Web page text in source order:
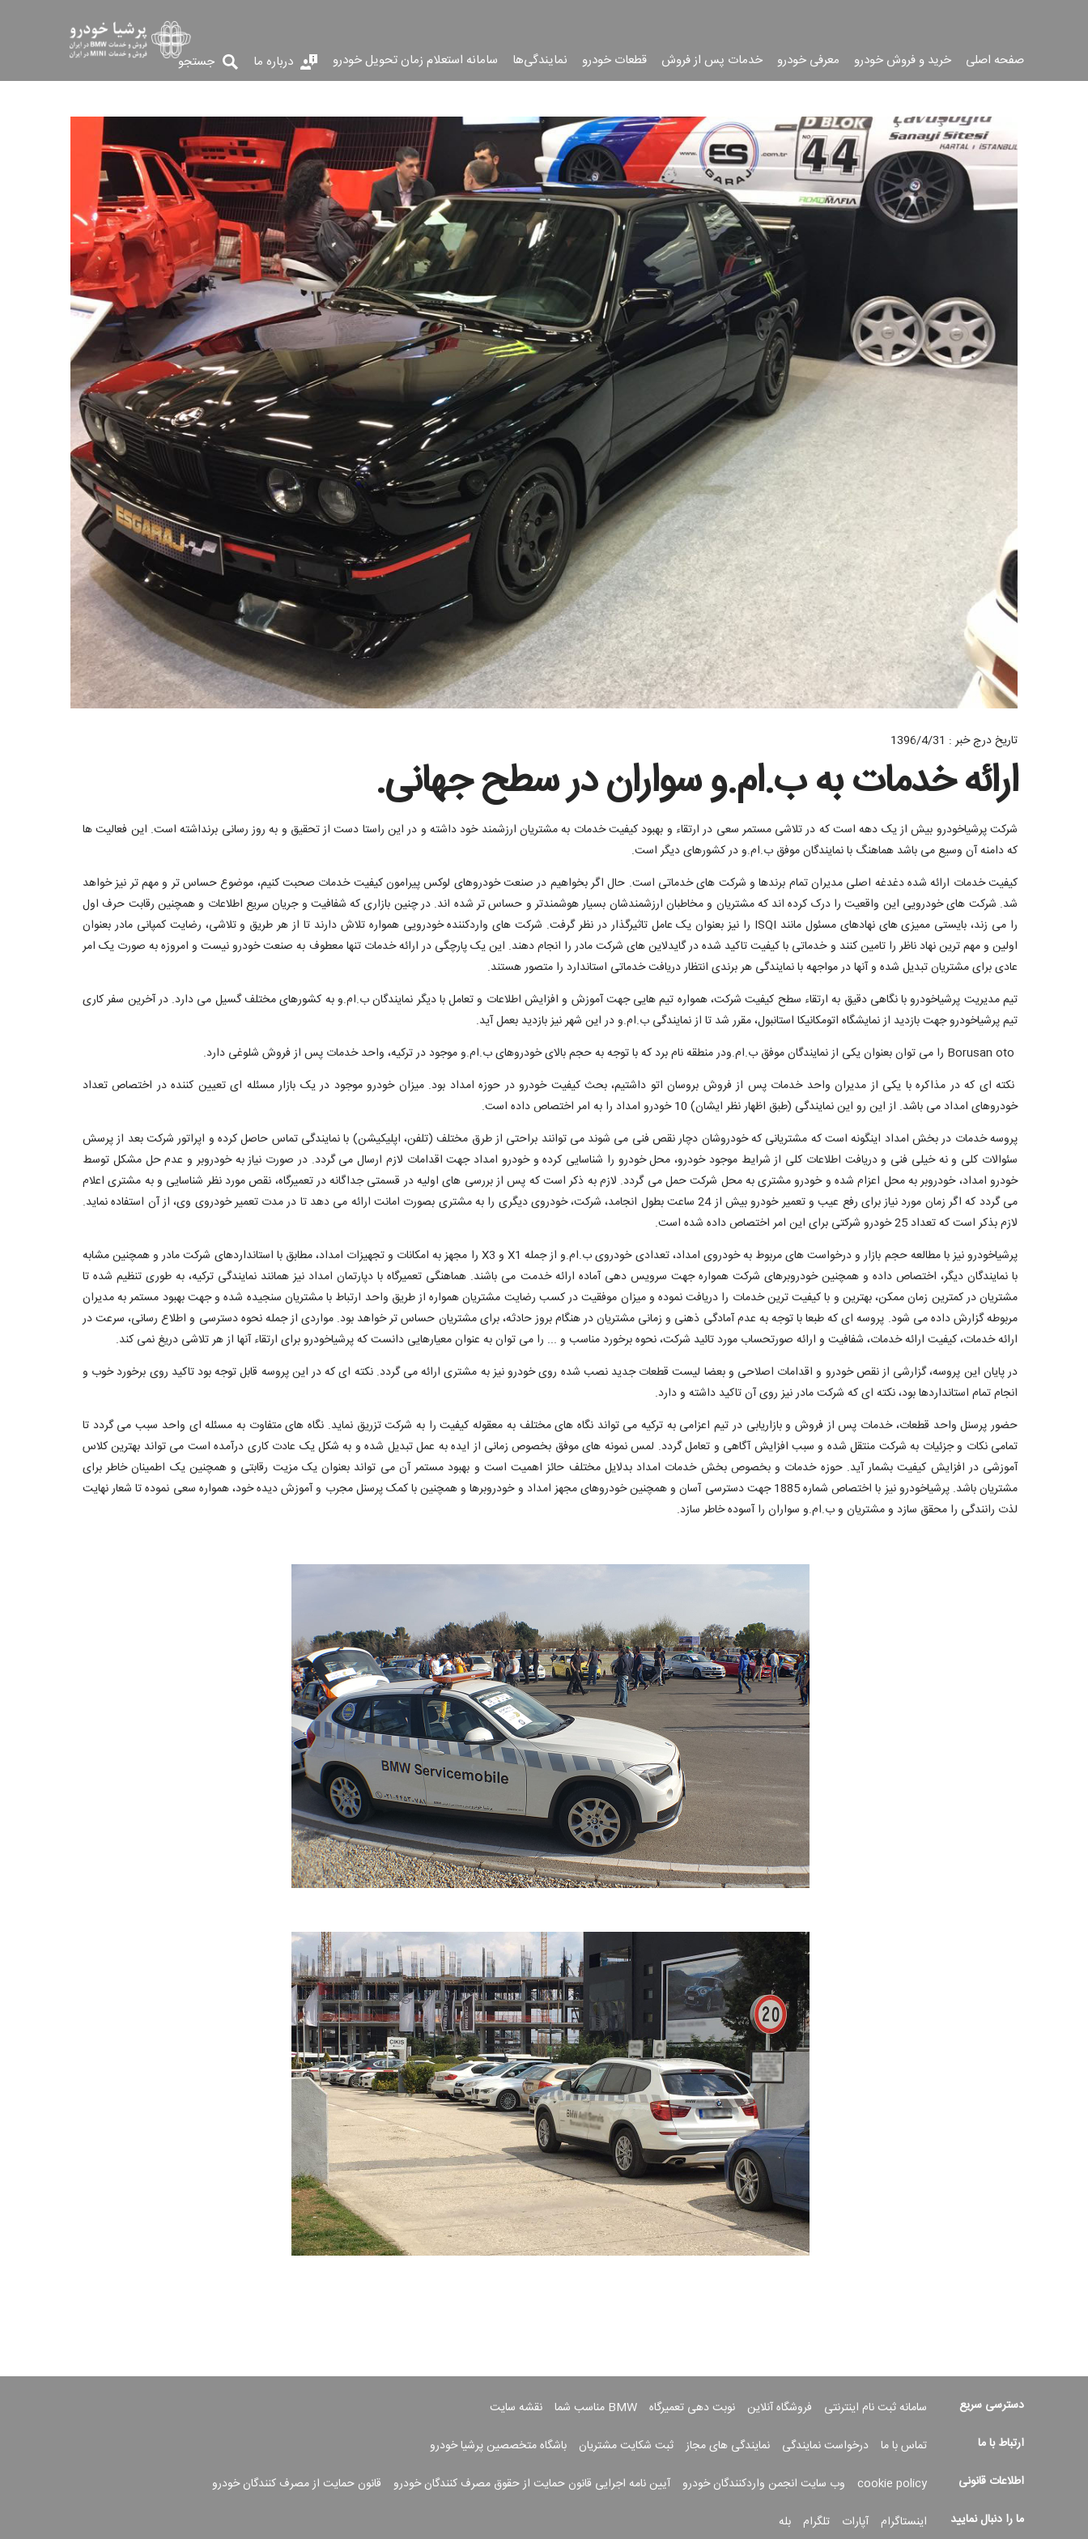
صفحه اصلی خرید و فروش خودرو معرفی خودرو خدمات پس از فروش قطعات خودرو نمایندگی‌ها سامانه استعلام زمان تحویل خودرو درباره ما جستجو
جست
جو
تاریخ درج خبر : 1396/4/31
ارائه خدمات به ب.ام.و سواران در سطح جهانی.
شرکت پرشیاخودرو بیش از یک دهه است که در تلاشی مستمر سعی در ارتقاء و بهبود کیفیت خدمات به مشتریان ارزشمند خود داشته و در این راستا دست از تحقیق و به روز رسانی برنداشته است. این فعالیت ها
که دامنه آن وسیع می باشد هماهنگ با نمایندگان موفق ب.ام.و در کشورهای دیگر است.
کیفیت خدمات ارائه شده دغدغه اصلی مدیران تمام برندها و شرکت های خدماتی است. حال اگر بخواهیم در صنعت خودروهای لوکس پیرامون کیفیت خدمات صحبت کنیم، موضوع حساس تر و مهم تر نیز خواهد
شد. شرکت های خودرویی این واقعیت را درک کرده اند که مشتریان و مخاطبان ارزشمندشان بسیار هوشمندتر و حساس تر شده اند. در چنین بازاری که شفافیت و جریان سریع اطلاعات و همچنین رقابت حرف اول
را می زند، بایستی ممیزی های نهادهای مسئول مانند ISQI را نیز بعنوان یک عامل تاثیرگذار در نظر گرفت. شرکت های واردکننده خودرویی همواره تلاش دارند تا از هر طریق و تلاشی، رضایت کمپانی مادر بعنوان
اولین و مهم ترین نهاد ناظر را تامین کنند و خدماتی با کیفیت تاکید شده در گایدلاین های شرکت مادر را انجام دهند. این یک پارچگی در ارائه خدمات تنها معطوف به صنعت خودرو نیست و امروزه به صورت یک امر
عادی برای مشتریان تبدیل شده و آنها در مواجهه با نمایندگی هر برندی انتظار دریافت خدماتی استاندارد را متصور هستند.
تیم مدیریت پرشیاخودرو با نگاهی دقیق به ارتقاء سطح کیفیت شرکت، همواره تیم هایی جهت آموزش و افزایش اطلاعات و تعامل با دیگر نمایندگان ب.ام.و به کشورهای مختلف گسیل می دارد. در آخرین سفر کاری
تیم پرشیاخودرو جهت بازدید از نمایشگاه اتومکانیکا استانبول، مقرر شد تا از نمایندگی ب.ام.و در این شهر نیز بازدید بعمل آید.
نکته ای که در مذاکره با یکی از مدیران واحد خدمات پس از فروش بروسان اتو داشتیم، بحث کیفیت خودرو در حوزه امداد بود. میزان خودرو موجود در یک بازار مسئله ای تعیین کننده در اختصاص تعداد
خودروهای امداد می باشد. از این رو این نمایندگی (طبق اظهار نظر ایشان) 10 خودرو امداد را به امر اختصاص داده است.
پروسه خدمات در بخش امداد اینگونه است که مشتریانی که خودروشان دچار نقص فنی می شوند می توانند براحتی از طرق مختلف (تلفن، اپلیکیشن) با نمایندگی تماس حاصل کرده و اپراتور شرکت بعد از پرسش
سئوالات کلی و نه خیلی فنی و دریافت اطلاعات کلی از شرایط موجود خودرو، محل خودرو را شناسایی کرده و خودرو امداد جهت اقدامات لازم ارسال می گردد. در صورت نیاز به خودروبر و عدم حل مشکل توسط
خودرو امداد، خودروبر به محل اعزام شده و خودرو مشتری به محل شرکت حمل می گردد. لازم به ذکر است که پس از بررسی های اولیه در قسمتی جداگانه در تعمیرگاه، نقص مورد نظر شناسایی و به مشتری اعلام
می گردد که اگر زمان مورد نیاز برای رفع عیب و تعمیر خودرو بیش از 24 ساعت بطول انجامد، شرکت، خودروی دیگری را به مشتری بصورت امانت ارائه می دهد تا در مدت تعمیر خودروی وی، از آن استفاده نماید.
لازم بذکر است که تعداد 25 خودرو شرکتی برای این امر اختصاص داده شده است.
پرشیاخودرو نیز با مطالعه حجم بازار و درخواست های مربوط به خودروی امداد، تعدادی خودروی ب.ام.و از جمله X1 و X3 را مجهز به امکانات و تجهیزات امداد، مطابق با استانداردهای شرکت مادر و همچنین مشابه
با نمایندگان دیگر، اختصاص داده و همچنین خودروبرهای شرکت همواره جهت سرویس دهی آماده ارائه خدمت می باشند. هماهنگی تعمیرگاه با دپارتمان امداد نیز همانند نمایندگی ترکیه، به طوری تنظیم شده تا
مشتریان در کمترین زمان ممکن، بهترین و با کیفیت ترین خدمات را دریافت نموده و میزان موفقیت در کسب رضایت مشتریان همواره از طریق واحد ارتباط با مشتریان سنجیده شده و جهت بهبود مستمر به مدیران
مربوطه گزارش داده می شود. پروسه ای که طبعا با توجه به عدم آمادگی ذهنی و زمانی مشتریان در هنگام بروز حادثه، برای مشتریان حساس تر خواهد بود. مواردی از جمله نحوه دسترسی و اطلاع رسانی، سرعت در
ارائه خدمات، کیفیت ارائه خدمات، شفافیت و ارائه صورتحساب مورد تائید شرکت، نحوه برخورد مناسب و ... را می توان به عنوان معیارهایی دانست که پرشیاخودرو برای ارتقاء آنها از هر تلاشی دریغ نمی کند.
در پایان این پروسه، گزارشی از نقص خودرو و اقدامات اصلاحی و بعضا لیست قطعات جدید نصب شده روی خودرو نیز به مشتری ارائه می گردد. نکته ای که در این پروسه قابل توجه بود تاکید روی برخورد خوب و
انجام تمام استانداردها بود، نکته ای که شرکت مادر نیز روی آن تاکید داشته و دارد.
حضور پرسنل واحد قطعات، خدمات پس از فروش و بازاریابی در تیم اعزامی به ترکیه می تواند نگاه های مختلف به معقوله کیفیت را به شرکت تزریق نماید. نگاه های متفاوت به مسئله ای واحد سبب می گردد تا
تمامی نکات و جزئیات به شرکت منتقل شده و سبب افزایش آگاهی و تعامل گردد. لمس نمونه های موفق بخصوص زمانی از ایده به عمل تبدیل شده و به شکل یک عادت کاری درآمده است می تواند بهترین کلاس
آموزشی در افزایش کیفیت بشمار آید. حوزه خدمات و بخصوص بخش خدمات امداد بدلایل مختلف حائز اهمیت است و بهبود مستمر آن می تواند بعنوان یک مزیت رقابتی و همچنین یک اطمینان خاطر برای
مشتریان باشد. پرشیاخودرو نیز با اختصاص شماره 1885 جهت دسترسی آسان و همچنین خودروهای مجهز امداد و خودروبرها و همچنین با کمک پرسنل مجرب و آموزش دیده خود، همواره سعی نموده تا شعار نهایت
لذت رانندگی را محقق سازد و مشتریان و ب.ام.و سواران را آسوده خاطر سازد.
دسترسی سریع سامانه ثبت نام اینترنتی فروشگاه آنلاین نوبت دهی تعمیرگاه BMW مناسب شما
نقشه سایت
ارتباط با ما
تماس با ما درخواست نمایندگی نمایندگی های مجاز ثبت شکایت مشتریان
باشگاه متخصصین پرشیا خودرو
اطلاعات قانونی
cookie policy وب سایت انجمن واردکنندگان خودرو آیین نامه اجرایی قانون حمایت از حقوق مصرف کنندگان خودرو
قانون حمایت از مصرف کنندگان خودرو
ما را دنبال نمایید
اینستاگرام آپارات تلگرام بله